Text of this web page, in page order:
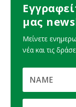
μας
Μείνετε
νέα και τις